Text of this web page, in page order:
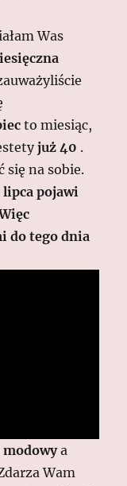
Was
to miesiąc,
już 40 .
się na sobie.
pojawi
do tego dnia
a
Wam